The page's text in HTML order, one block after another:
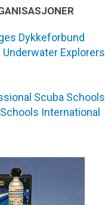
Dykkeforbund
Underwater Explorers
Scuba Schools
International